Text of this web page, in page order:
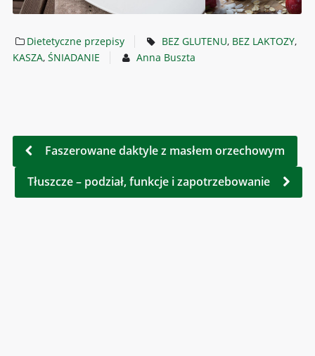
Dietetyczne przepisy BEZ GLUTENU, BEZ LAKTOZY,
KASZA, ŚNIADANIE Anna Buszta
Faszerowane daktyle z masłem orzechowym
Tłuszcze – podział, funkcje i zapotrzebowanie